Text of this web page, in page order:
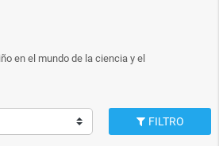
en el mundo de la ciencia y el
FILTRO